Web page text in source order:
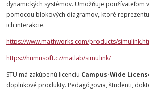
dynamických systémov. Umožňuje používateľom
pomocou blokových diagramov, ktoré
ich interakcie.
https://www.mathworks.com/products/
https://humusoft.cz/matlab/simulink/
STU má zakúpenú licenciu Campus-Wide
doplnkové produkty. Pedagógovia, študenti,